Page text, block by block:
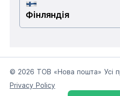
Фінляндія
© 2026 ТОВ «Нова пошта» Усі
Privacy Policy